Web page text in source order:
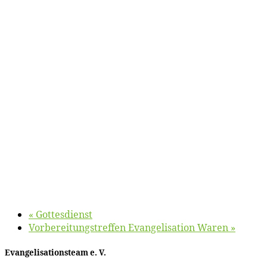
« Got­tes­dienst
Vor­be­rei­tungs­tref­fen Evan­ge­li­sa­ti­on Waren »
Evan­ge­li­sa­ti­ons­team e. V.